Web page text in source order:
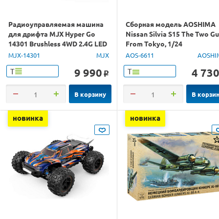
Радиоуправляемая машина
для дрифта MJX Hyper Go
14301 Brushless 4WD 2.4G LED
1/14 RTR
MJX-14301 MJX
Т 9 990 o
В корзину
Сборная модель AOSHIMA
Nissan Silvia S15 The Two
From Tokyo, 1/24
AOS-6611
Т 4 730
В
новинка новинка